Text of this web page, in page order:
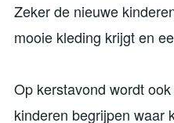
Zeker de nieuwe
mooie kleding krijgt en
Op kerstavond wordt
kinderen begrijpen waar